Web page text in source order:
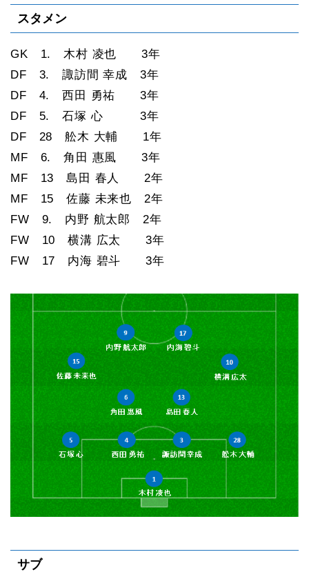
スタメン
GK 1. 木村 凌也 3年
DF 3. 諏訪間 幸成 3年
DF 4. 西田 勇祐 3年
DF 5. 石塚 心 3年
DF 28 舩木 大輔 1年
MF 6. 角田 惠風 3年
MF 13 島田 春人 2年
MF 15 佐藤 未来也 2年
FW 9. 内野 航太郎 2年
FW 10 横溝 広太 3年
FW 17 内海 碧斗 3年
サブ